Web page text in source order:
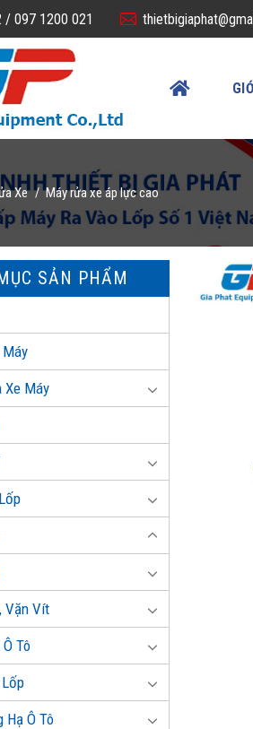
/ 097 1200 021
Xe / Máy rửa xe áp lực cao
SẢN PHẨM
Máy
Xe Máy
Vặn Vít
Tô
Hạ Ô Tô